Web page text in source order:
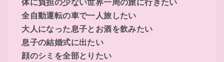
全自動運転の車で一人旅したい
大人になった息子とお酒を飲みたい
息子の結婚式に出たい
顔のシミを全部とりたい